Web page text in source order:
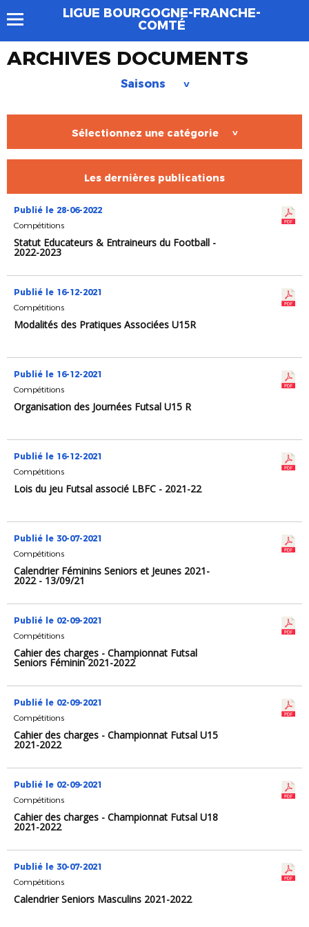
LIGUE BOURGOGNE-FRANCHE-
COMTÉ
ARCHIVES DOCUMENTS
Saisons >
Sélectionnez une catégorie >
Les dernières publications
Publié le 28-06-2022
Compétitions
Statut Educateurs & Entraineurs du Football -
2022-2023
Publié le 16-12-2021
Compétitions
Modalités des Pratiques Associées U15R
Publié le 16-12-2021
Compétitions
Organisation des Journées Futsal U15 R
Publié le 16-12-2021
Compétitions
Lois du jeu Futsal associé LBFC - 2021-22
Publié le 30-07-2021
Compétitions
Calendrier Féminins Seniors et Jeunes 2021-
2022 - 13/09/21
Publié le 02-09-2021
Compétitions
Cahier des charges - Championnat Futsal
Seniors Féminin 2021-2022
Publié le 02-09-2021
Compétitions
Cahier des charges - Championnat Futsal U15
2021-2022
Publié le 02-09-2021
Compétitions
Cahier des charges - Championnat Futsal U18
2021-2022
Publié le 30-07-2021
Compétitions
Calendrier Seniors Masculins 2021-2022